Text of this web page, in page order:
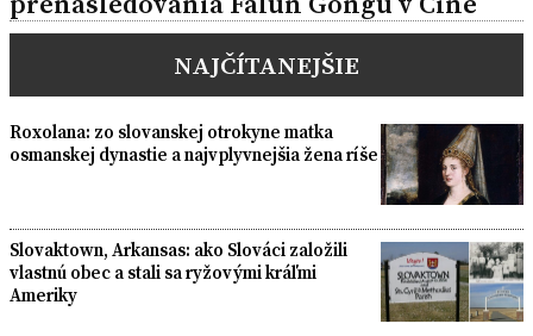
NAJČÍTANEJŠIE
Roxolana: zo slovanskej otrokyne matka
osmanskej dynastie a najvplyvnejšia žena ríše
Slovaktown, Arkansas: ako Slováci založili
vlastnú obec a stali sa ryžovými kráľmi
Ameriky